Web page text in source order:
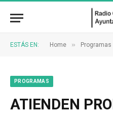
ESTÁS EN: Home » Programas
PROGRAMAS
ATIENDEN